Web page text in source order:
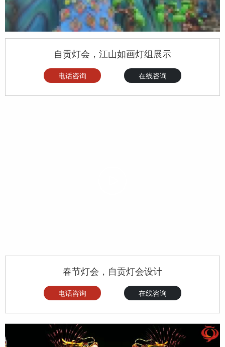
自贡灯会，江山如画灯组展示
电话咨询 在线咨询
春节灯会，自贡灯会设计
电话咨询 在线咨询